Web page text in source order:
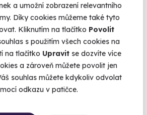
a umožní zobrazení relevantního
Díky cookies můžeme také tyto
Kliknutím na tlačítko Povolit
s použitím všech cookies na
na tlačítko Upravit se dozvíte více
a zároveň můžete povolit jen
souhlas můžete kdykoliv odvolat
odkazu v patičce.
nás myslí
ohlasy
pojistit
Máme nejvyšší
zážitkových